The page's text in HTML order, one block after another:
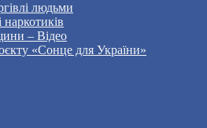
людьми
– Відео
«Сонце для України»